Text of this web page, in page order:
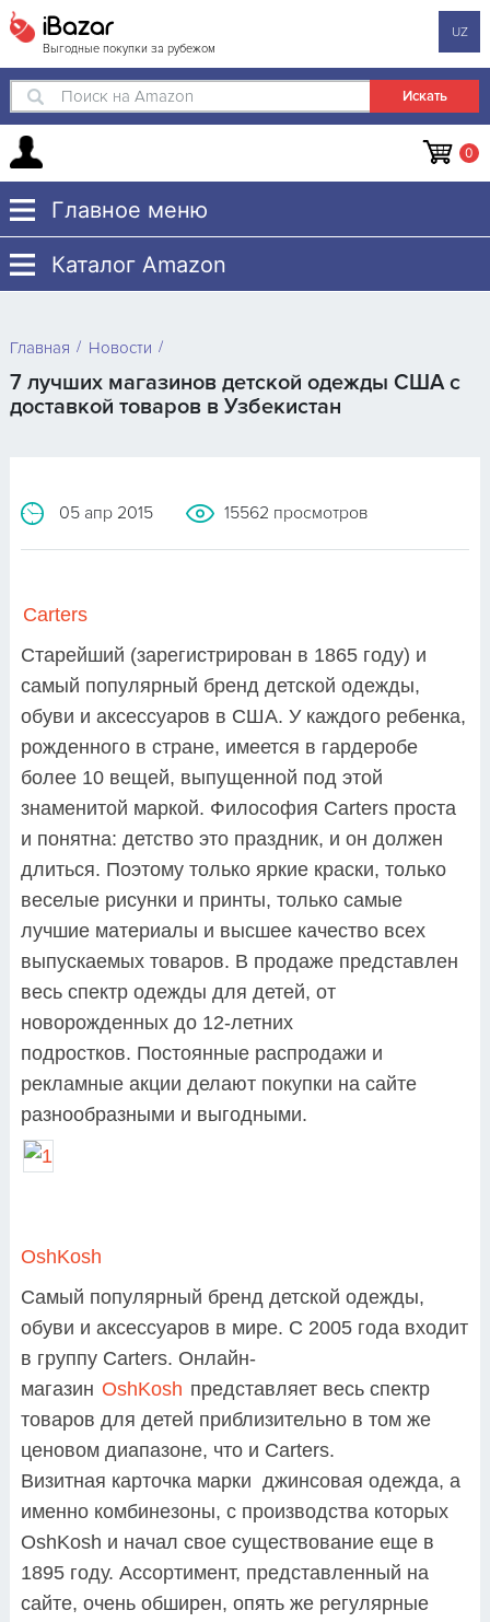
iBazar
Выгодные покупки за рубежом
UZ
Поиск на Amazon
0
Главное меню
Каталог Amazon
Главная Новости
7 лучших магазинов детской одежды США с
доставкой товаров в Узбекистан
05 апр 2015 15562 просмотров
Carters
Старейший (зарегистрирован в 1865 году) и
самый популярный бренд детской одежды,
обуви и аксессуаров в США. У каждого ребенка,
рожденного в стране, имеется в гардеробе
более 10 вещей, выпущенной под этой
знаменитой маркой. Философия Carters проста
и понятна: детство это праздник, и он должен
длиться. Поэтому только яркие краски, только
веселые рисунки и принты, только самые
лучшие материалы и высшее качество всех
выпускаемых товаров. В продаже представлен
весь спектр одежды для детей, от
новорожденных до 12-летних
подростков. Постоянные распродажи и
рекламные акции делают покупки на сайте
разнообразными и выгодными.
OshKosh
Самый популярный бренд детской одежды,
обуви и аксессуаров в мире. С 2005 года входит
в группу Carters. Онлайн-
магазин OshKosh представляет весь спектр
товаров для детей приблизительно в том же
ценовом диапазоне, что и Carters.
Визитная карточка марки джинсовая одежда, а
именно комбинезоны, с производства которых
OshKosh и начал свое существование еще в
1895 году. Ассортимент, представленный на
сайте, очень обширен, опять же регулярные